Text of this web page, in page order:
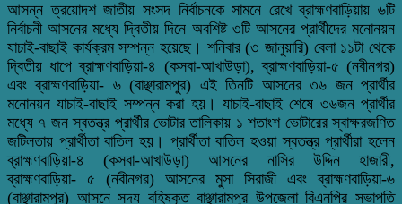
আসন্ন ত্রয়োদশ জাতীয় সংসদ নির্বাচনকে সামনে রেখে ব্রাহ্মণবাড়িয়ায় ৬টি
নির্বাচনী আসনের মধ্যে দ্বিতীয় দিনে অবশিষ্ট ৩টি আসনের প্রার্থীদের মনোনয়ন
যাচাই-বাছাই কার্যক্রম সম্পন্ন হয়েছে। শনিবার (৩ জানুয়ারি) বেলা ১১টা থেকে
দ্বিতীয় ধাপে ব্রাহ্মণবাড়িয়া-৪ (কসবা-আখাউড়া), ব্রাহ্মণবাড়িয়া-৫ (নবীনগর)
এবং ব্রাহ্মণবাড়িয়া- ৬ (বাঞ্ছারামপুর) এই তিনটি আসনের ৩৬ জন প্রার্থীর
মনোনয়ন যাচাই-বাছাই সম্পন্ন করা হয়। যাচাই-বাছাই শেষে ৩৬জন প্রার্থীর
মধ্যে ৭ জন স্বতন্ত্র প্রার্থীর ভোটার তালিকায় ১ শতাংশ ভোটারের স্বাক্ষরজণিত
জটিলতায় প্রার্থীতা বাতিল হয়। প্রার্থীতা বাতিল হওয়া স্বতন্ত্র প্রার্থীরা হলেন
ব্রাহ্মণবাড়িয়া-৪ (কসবা-আখাউড়া) আসনের নাসির উদ্দিন হাজারী,
ব্রাহ্মণবাড়িয়া- ৫ (নবীনগর) আসনের মুসা সিরাজী এবং ব্রাহ্মণবাড়িয়া-৬
(বাঞ্ছারামপুর) আসনে সদ্য বহিষ্কৃত বাঞ্ছারামপুর উপজেলা বিএনপির সভাপতি